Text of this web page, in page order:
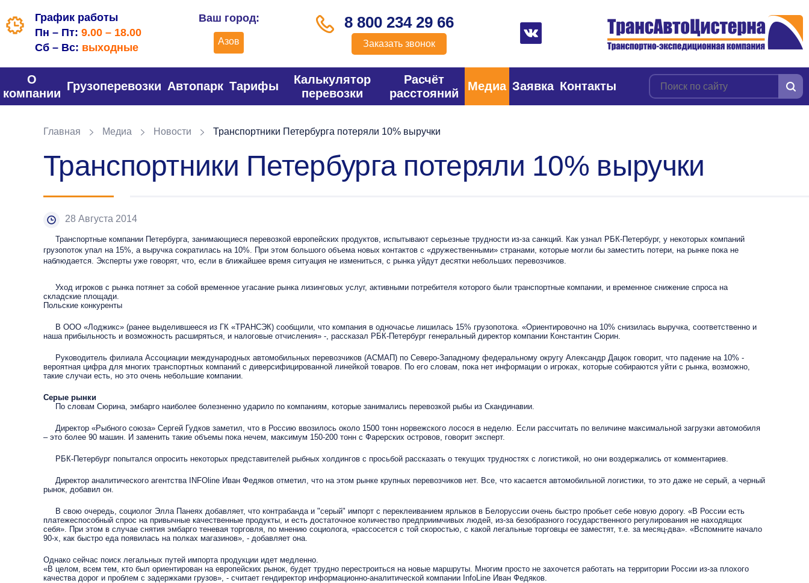
График работы
Пн – Пт: 9.00 – 18.00
Сб – Вс: выходные
Ваш город:
Азов
8 800 234 29 66
Заказать звонок
О
компании
Грузоперевозки Автопарк Тарифы
Калькулятор
перевозки
Расчёт
расстояний
Медиа Заявка Контакты
Главная Медиа Новости Транспортники Петербурга потеряли 10% выручки
Транспортники Петербурга потеряли 10% выручки
28 Августа 2014
Транспортные компании Петербурга, занимающиеся перевозкой европейских продуктов, испытывают серьезные трудности из-за санкций. Как узнал РБК-Петербург, у некоторых компаний
грузопоток упал на 15%, а выручка сократилась на 10%. При этом большого объема новых контактов с «дружественными» странами, которые могли бы заместить потери, на рынке пока не
наблюдается. Эксперты уже говорят, что, если в ближайшее время ситуация не измениться, с рынка уйдут десятки небольших перевозчиков.
Уход игроков с рынка потянет за собой временное угасание рынка лизинговых услуг, активными потребителя которого были транспортные компании, и временное снижение спроса на
складские площади.
Польские конкуренты
В ООО «Лоджикс» (ранее выделившееся из ГК «ТРАНСЭК) сообщили, что компания в одночасье лишилась 15% грузопотока. «Ориентировочно на 10% снизилась выручка, соответственно и
наша прибыльность и возможность расширяться, и налоговые отчисления» -, рассказал РБК-Петербург генеральный директор компании Константин Сюрин.
Руководитель филиала Ассоциации международных автомобильных перевозчиков (АСМАП) по Северо-Западному федеральному округу Александр Дацюк говорит, что падение на 10% -
вероятная цифра для многих транспортных компаний с диверсифицированной линейкой товаров. По его словам, пока нет информации о игроках, которые собираются уйти с рынка, возможно,
такие случаи есть, но это очень небольшие компании.
Серые рынки
По словам Сюрина, эмбарго наиболее болезненно ударило по компаниям, которые занимались перевозкой рыбы из Скандинавии.
Директор «Рыбного союза» Сергей Гудков заметил, что в Россию ввозилось около 1500 тонн норвежского лосося в неделю. Если рассчитать по величине максимальной загрузки автомобиля
– это более 90 машин. И заменить такие объемы пока нечем, максимум 150-200 тонн с Фарерских островов, говорит эксперт.
РБК-Петербург попытался опросить некоторых представителей рыбных холдингов с просьбой рассказать о текущих трудностях с логистикой, но они воздержались от комментариев.
Директор аналитического агентства INFOline Иван Федяков отметил, что на этом рынке крупных перевозчиков нет. Все, что касается автомобильной логистики, то это даже не серый, а черный
рынок, добавил он.
В свою очередь, социолог Элла Панеях добавляет, что контрабанда и "серый" импорт с переклеиванием ярлыков в Белоруссии очень быстро пробьет себе новую дорогу. «В России есть
платежеспособный спрос на привычные качественные продукты, и есть достаточное количество предприимчивых людей, из-за безобразного государственного регулирования не находящих
себя». При этом в случае снятия эмбарго теневая торговля, по мнению социолога, «рассосется с той скоростью, с какой легальные торговцы ее заместят, т.е. за месяц-два». «Вспомните начало
90-х, как быстро еда появилась на полках магазинов», - добавляет она.
Однако сейчас поиск легальных путей импорта продукции идет медленно.
«В целом, всем тем, кто был ориентирован на европейских рынок, будет трудно перестроиться на новые маршруты. Многим просто не захочется работать на территории России из-за плохого
качества дорог и проблем с задержками грузов», - считает гендиректор информационно-аналитической компании InfoLine Иван Федяков.